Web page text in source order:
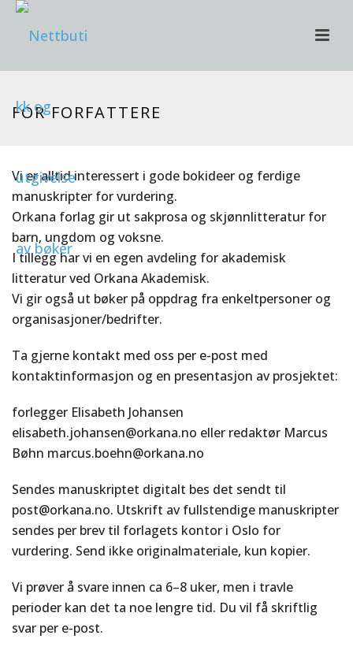
FOR FORFATTERE
Vi er alltid interessert i gode bokideer og ferdige
manuskripter for vurdering.
Orkana forlag gir ut sakprosa og skjønnlitteratur for
barn, ungdom og voksne.
I tillegg har vi en egen avdeling for akademisk
litteratur ved Orkana Akademisk.
Vi gir også ut bøker på oppdrag fra enkeltpersoner og
organisasjoner/bedrifter.
Ta gjerne kontakt med oss per e-post med
kontaktinformasjon og en presentasjon av prosjektet:
forlegger Elisabeth Johansen
elisabeth.johansen@orkana.no eller redaktør Marcus
Bøhn marcus.boehn@orkana.no
Sendes manuskriptet digitalt bes det sendt til
post@orkana.no. Utskrift av fullstendige manuskripter
sendes per brev til forlagets kontor i Oslo for
vurdering. Send ikke originalmateriale, kun kopier.
Vi prøver å svare innen ca 6–8 uker, men i travle
perioder kan det ta noe lengre tid. Du vil få skriftlig
svar per e-post.